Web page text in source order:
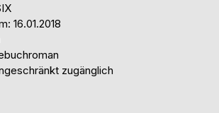
16.01.2018
zugänglich